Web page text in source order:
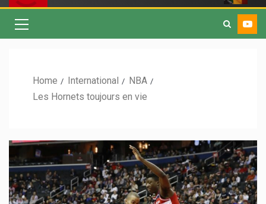
Home International
NBA
Les Hornets toujours en vie